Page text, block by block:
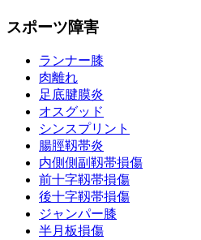
スポーツ障害
ランナー膝
肉離れ
足底腱膜炎
オスグッド
シンスプリント
腸脛靱帯炎
内側側副靱帯損傷
前十字靱帯損傷
後十字靱帯損傷
ジャンパー膝
半月板損傷